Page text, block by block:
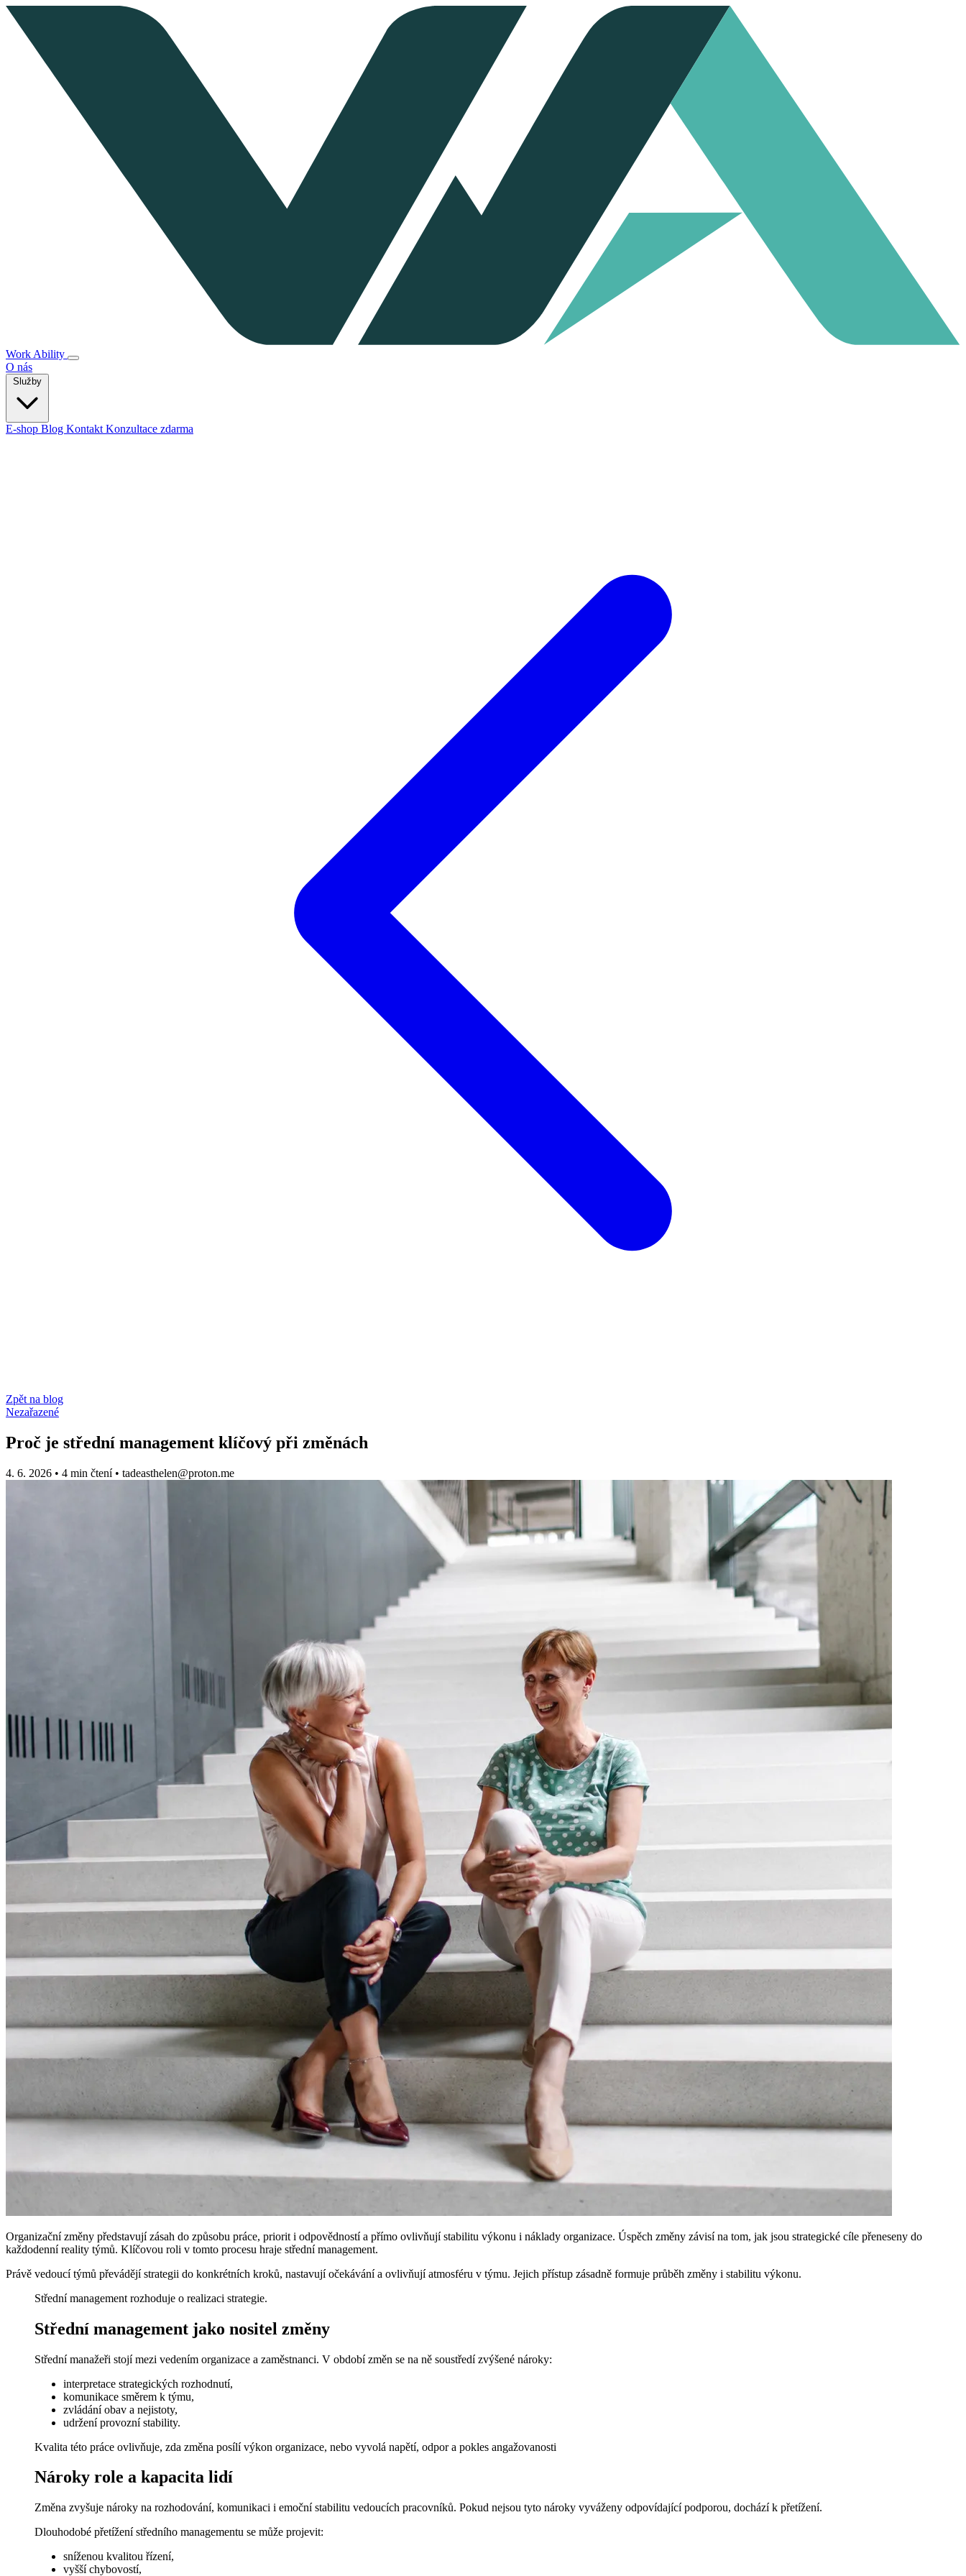
Work Ability
O nás
Služby
E-shop Blog Kontakt Konzultace zdarma
Zpět na blog
Nezařazené
Proč je střední management klíčový při změnách
4. 6. 2026 • 4 min čtení • tadeasthelen@proton.me
Organizační změny představují zásah do způsobu práce, priorit i odpovědností a přímo ovlivňují stabilitu výkonu i náklady organizace. Úspěch změny závisí na tom, jak jsou strategické cíle přeneseny do
každodenní reality týmů. Klíčovou roli v tomto procesu hraje střední management.
Právě vedoucí týmů převádějí strategii do konkrétních kroků, nastavují očekávání a ovlivňují atmosféru v týmu. Jejich přístup zásadně formuje průběh změny i stabilitu výkonu.
Střední management rozhoduje o realizaci strategie.
Střední management jako nositel změny
Střední manažeři stojí mezi vedením organizace a zaměstnanci. V období změn se na ně soustředí zvýšené nároky:
interpretace strategických rozhodnutí,
komunikace směrem k týmu,
zvládání obav a nejistoty,
udržení provozní stability.
Kvalita této práce ovlivňuje, zda změna posílí výkon organizace, nebo vyvolá napětí, odpor a pokles angažovanosti
Nároky role a kapacita lidí
Změna zvyšuje nároky na rozhodování, komunikaci i emoční stabilitu vedoucích pracovníků. Pokud nejsou tyto nároky vyváženy odpovídající podporou, dochází k přetížení.
Dlouhodobé přetížení středního managementu se může projevit:
sníženou kvalitou řízení,
vyšší chybovostí,